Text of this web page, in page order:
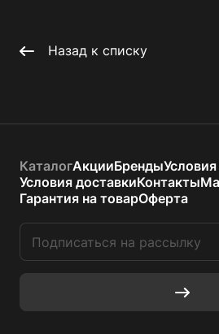
Назад к списку
КаталогАкцииБренды
Условия доставкиКонтакты
Гарантия на товарОферта